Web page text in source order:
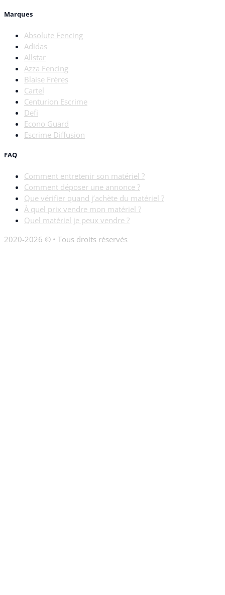
Marques
Absolute Fencing
Adidas
Allstar
Azza Fencing
Blaise Frères
Cartel
Centurion Escrime
Defi
Econo Guard
Escrime Diffusion
FAQ
Comment entretenir son matériel ?
Comment déposer une annonce ?
Que vérifier quand j’achète du matériel ?
À quel prix vendre mon matériel ?
Quel matériel je peux vendre ?
2020-2026 © • Tous droits réservés